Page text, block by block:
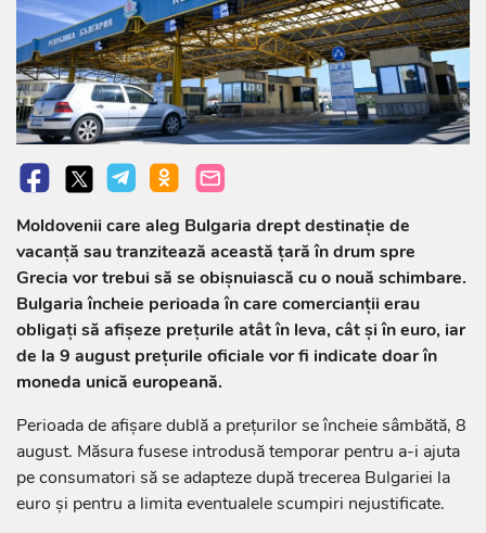
Moldovenii care aleg Bulgaria drept destinație de
vacanță sau tranzitează această țară în drum spre
Grecia vor trebui să se obișnuiască cu o nouă schimbare.
Bulgaria încheie perioada în care comercianții erau
obligați să afișeze prețurile atât în leva, cât și în euro, iar
de la 9 august prețurile oficiale vor fi indicate doar în
moneda unică europeană.
Perioada de afișare dublă a prețurilor se încheie sâmbătă, 8
august. Măsura fusese introdusă temporar pentru a-i ajuta
pe consumatori să se adapteze după trecerea Bulgariei la
euro și pentru a limita eventualele scumpiri nejustificate.